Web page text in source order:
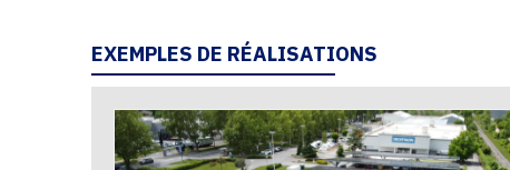
EXEMPLES DE RÉALISATIONS